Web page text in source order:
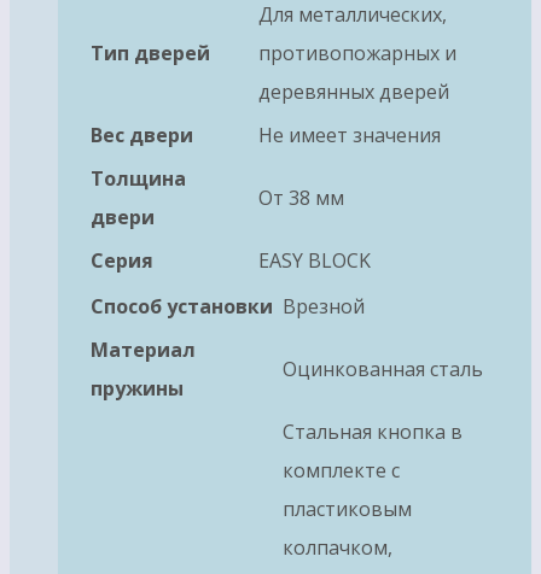
Тип дверей
Для металлических,
противопожарных и
деревянных дверей
Вес двери
Не имеет значения
Толщина
двери
От 38 мм
Серия
EASY BLOCK
Способ установки Врезной
Материал
пружины
Оцинкованная сталь
Стальная кнопка в
комплекте с
пластиковым
колпачком,